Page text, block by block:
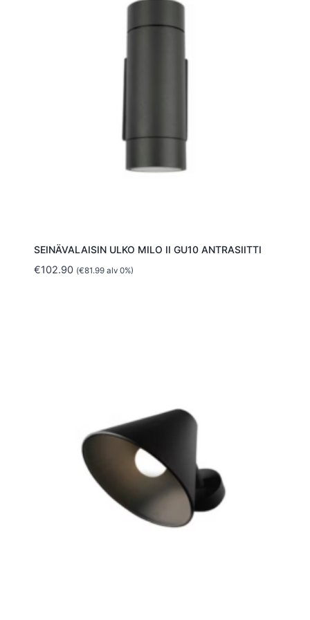
SEINÄVALAISIN ULKO MILO II GU10 ANTRASIITTI
€102.90 (€81.99alv 0%)